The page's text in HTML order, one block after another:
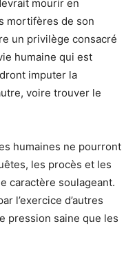
mourir en
mortifères de son
un privilège consacré
humaine qui est
imputer la
voire trouver le
humaines ne pourront
les procès et les
caractère soulageant.
l’exercice d’autres
pression saine que les